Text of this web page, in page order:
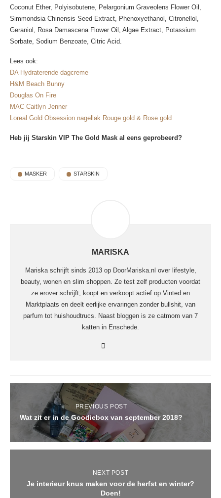
Coconut Ether, Polyisobutene, Pelargonium Graveolens Flower Oil,
Simmondsia Chinensis Seed Extract, Phenoxyethanol, Citronellol,
Geraniol, Rosa Damascena Flower Oil, Algae Extract, Potassium
Sorbate, Sodium Benzoate, Citric Acid.
Lees ook:
DA Hydraterende dagcreme
H&M Beach Bunny
Douglas On Fire
MAC Caitlyn Jenner
Loreal Gold Obsession nagellak Rouge gold & Rose gold
Heb jij Starskin VIP The Gold Mask al eens geprobeerd?
MASKER STARSKIN
MARISKA
Mariska schrijft sinds 2013 op DoorMariska.nl over lifestyle,
beauty, wonen en slim shoppen. Ze test zelf producten voordat
ze erover schrijft, koopt en verkoopt actief op Vinted en
Marktplaats en deelt eerlijke ervaringen zonder bullshit, van
parfum tot huishoudtrucs. Naast bloggen is ze catmom van 7
katten in Enschede.
PREVIOUS POST
Wat zit er in de Goodiebox van september 2018?
NEXT POST
Je interieur knus maken voor de herfst en winter?
Doen!